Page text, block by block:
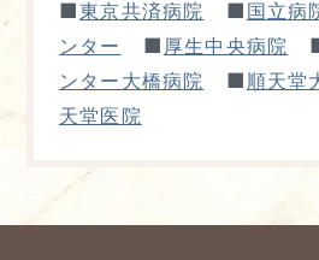
■東京共済病院 ■ 国立病
ンター
■ 厚生中央病院
ンター大橋病院
■ 順天堂
天堂医院